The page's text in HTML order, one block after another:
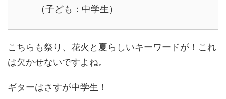
（子ども：中学生）
こちらも祭り、花火と夏らしいキーワードが！これ
は欠かせないですよね。
ギターはさすが中学生！